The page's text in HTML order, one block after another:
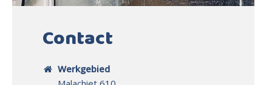
Contact
Werkgebied